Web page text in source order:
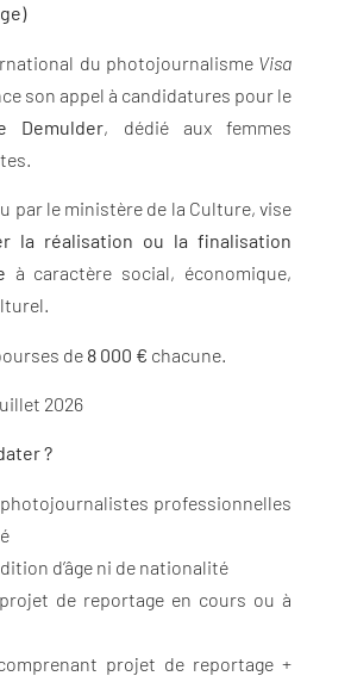
du photojournalisme Visa
son appel à candidatures pour le
Demulder, dédié aux femmes
par le ministère de la Culture, vise
la réalisation ou la finalisation
à caractère social, économique,
de 8 000 € chacune.
2026
?
professionnelles
d’âge ni de nationalité
de reportage en cours ou à
projet de reportage +